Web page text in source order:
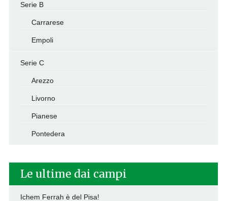
Serie B
Carrarese
Empoli
Serie C
Arezzo
Livorno
Pianese
Pontedera
Le ultime dai campi
Ichem Ferrah è del Pisa!